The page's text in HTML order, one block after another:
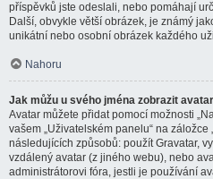
příspěvků jste odeslali, nebo pomáhají
Další, obvykle větší obrázek, je známý
unikátní nebo osobní obrázek každého
Nahoru
Jak můžu u svého jména zobrazit
Avatar můžete přidat pomocí možnosti
vašem „Uživatelském panelu“ na záložce
následujících způsobů: použít Gravatar,
vzdálený avatar (z jiného webu), nebo
administrátorovi fóra, jestli je používání